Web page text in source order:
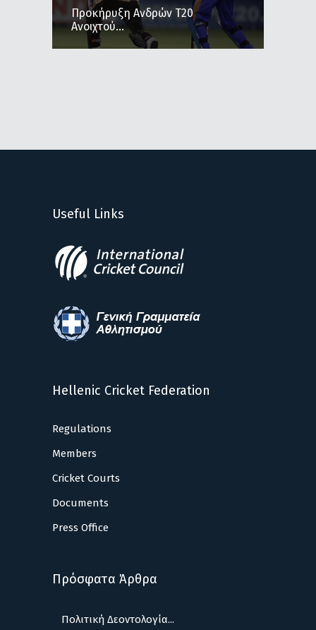
Προκήρυξη Ανδρών Τ20
Ανοιχτού...
Useful Links
Hellenic Cricket Federation
Regulations
Members
Cricket Courts
Documents
Press Office
Πρόσφατα Άρθρα
Πολιτική Δεοντολογία...